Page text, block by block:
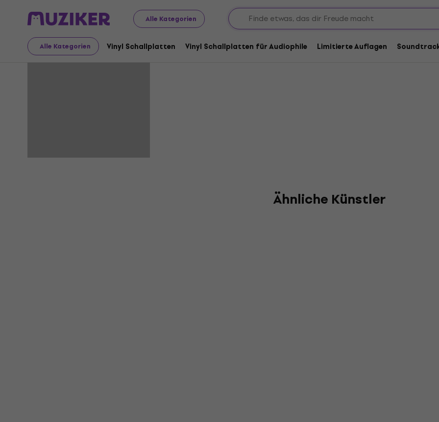
Alle Kategorien
Alle Kategorien Vinyl Schallplatten Vinyl Schallplatten für Audiophile Limitierte Auflagen
Antibodies
Ähnliche Künstler